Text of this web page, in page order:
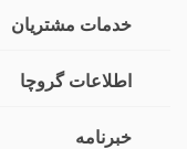
خدمات مشتریان
اطلاعات گروچا
خبرنامه